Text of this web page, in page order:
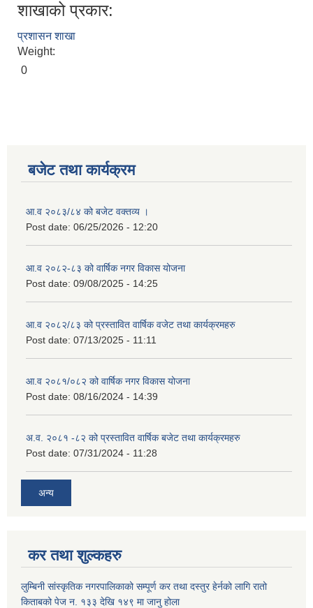
शाखाको प्रकार:
प्रशासन शाखा
Weight:
0
बजेट तथा कार्यक्रम
आ.व २०८३/८४ को बजेट वक्तव्य ।
Post date: 06/25/2026 - 12:20
आ.व २०८२-८३ को वार्षिक नगर विकास योजना
Post date: 09/08/2025 - 14:25
आ.व २०८२/८३ को प्रस्तावित वार्षिक वजेट तथा कार्यक्रमहरु
Post date: 07/13/2025 - 11:11
आ.व २०८१/०८२ को वार्षिक नगर विकास योजना
Post date: 08/16/2024 - 14:39
अ.व. २०८१ -८२ को प्रस्तावित वार्षिक बजेट तथा कार्यक्रमहरु
Post date: 07/31/2024 - 11:28
अन्य
कर तथा शुल्कहरु
लुम्बिनी सांस्कृतिक नगरपालिकाको सम्पूर्ण कर तथा दस्तुर हेर्नको लागि रातो
किताबको पेज न. १३३ देखि १४९ मा जानु होला